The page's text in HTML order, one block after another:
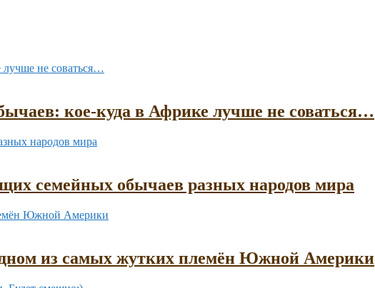
кое-куда в Африке лучше не соваться…
семейных обычаев разных народов мира
из самых жутких племён Южной Америки